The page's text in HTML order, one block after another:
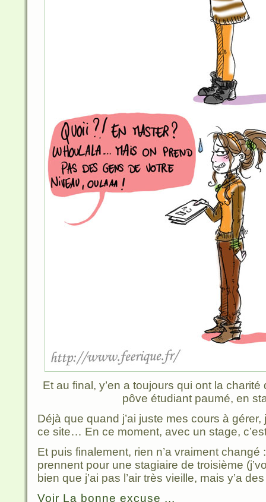
Et au final, y’en a toujours qui ont la
pôve étudiant paumé, en
Déjà que quand j’ai juste mes cours à
ce site… En ce moment, avec un stage,
Et puis finalement, rien n’a vraiment
prennent pour une stagiaire de troisième
bien que j’ai pas l’air très vieille, mais y’a
Voir La bonne excuse ...